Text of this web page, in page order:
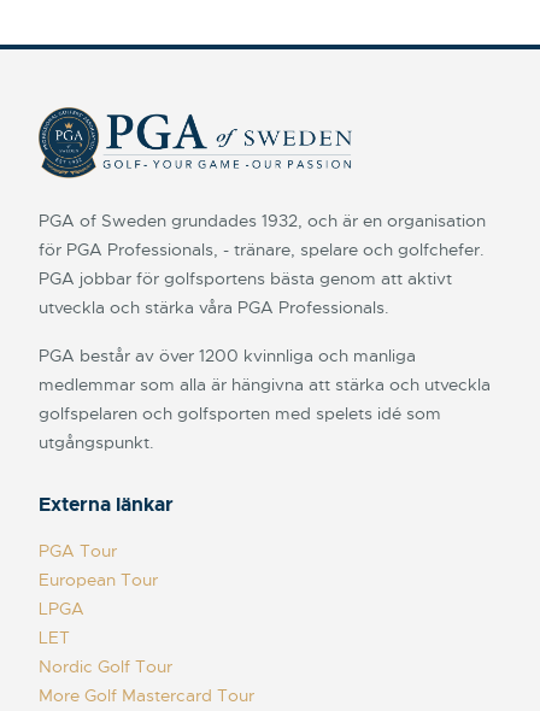
PGA of Sweden grundades 1932, och är en organisation
för PGA Professionals, - tränare, spelare och golfchefer.
PGA jobbar för golfsportens bästa genom att aktivt
utveckla och stärka våra PGA Professionals.
PGA består av över 1200 kvinnliga och manliga
medlemmar som alla är hängivna att stärka och utveckla
golfspelaren och golfsporten med spelets idé som
utgångspunkt.
Externa länkar
PGA Tour
European Tour
LPGA
LET
Nordic Golf Tour
More Golf Mastercard Tour